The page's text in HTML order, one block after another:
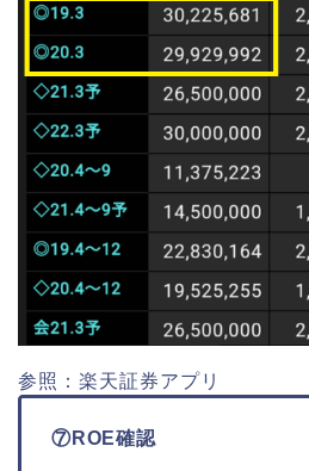
参照：楽天証券アプリ
⑦ROE確認